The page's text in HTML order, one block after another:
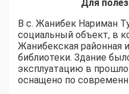
Для
В с. Жанибек Нариман
социальный объект, в
Жанибекская районная
библиотеки. Здание
эксплуатацию в
оснащено по